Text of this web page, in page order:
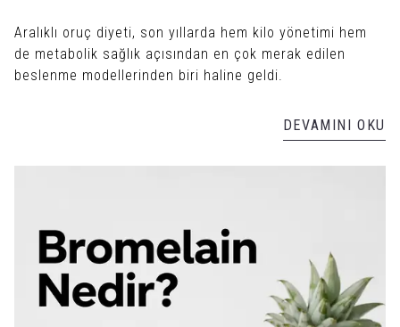
Aralıklı oruç diyeti, son yıllarda hem kilo yönetimi hem
de metabolik sağlık açısından en çok merak edilen
beslenme modellerinden biri haline geldi.
DEVAMINI OKU